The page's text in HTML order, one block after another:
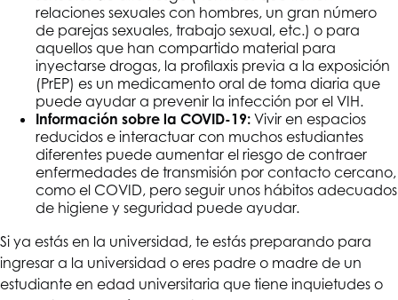
relaciones sexuales con hombres, un gran número
de parejas sexuales, trabajo sexual, etc.) o para
aquellos que han compartido material para
inyectarse drogas, la profilaxis previa a la exposición
(PrEP) es un medicamento oral de toma diaria que
puede ayudar a prevenir la infección por el VIH.
Información sobre la COVID-19: Vivir en espacios
reducidos e interactuar con muchos estudiantes
diferentes puede aumentar el riesgo de contraer
enfermedades de transmisión por contacto cercano,
como el COVID, pero seguir unos hábitos adecuados
de higiene y seguridad puede ayudar.
Si ya estás en la universidad, te estás preparando para
ingresar a la universidad o eres padre o madre de un
estudiante en edad universitaria que tiene inquietudes o